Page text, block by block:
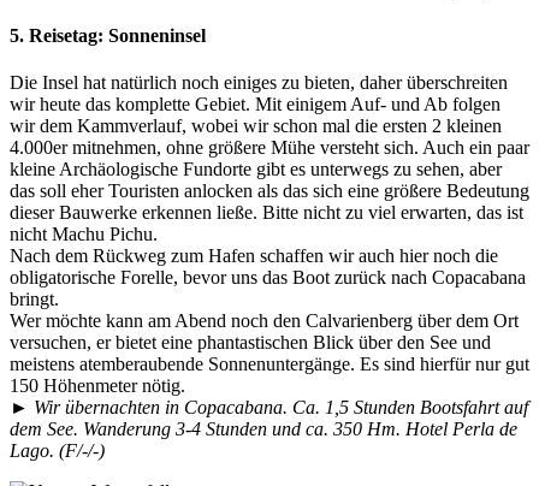
5. Reisetag: Sonneninsel
Die Insel hat natürlich noch einiges zu bieten, daher überschreiten
wir heute das komplette Gebiet. Mit einigem Auf- und Ab folgen
wir dem Kammverlauf, wobei wir schon mal die ersten 2 kleinen
4.000er mitnehmen, ohne größere Mühe versteht sich. Auch ein paar
kleine Archäologische Fundorte gibt es unterwegs zu sehen, aber
das soll eher Touristen anlocken als das sich eine größere Bedeutung
dieser Bauwerke erkennen ließe. Bitte nicht zu viel erwarten, das ist
nicht Machu Pichu.
Nach dem Rückweg zum Hafen schaffen wir auch hier noch die
obligatorische Forelle, bevor uns das Boot zurück nach Copacabana
bringt.
Wer möchte kann am Abend noch den Calvarienberg über dem Ort
versuchen, er bietet eine phantastischen Blick über den See und
meistens atemberaubende Sonnenuntergänge. Es sind hierfür nur gut
150 Höhenmeter nötig.
► Wir übernachten in Copacabana. Ca. 1,5 Stunden Bootsfahrt auf
dem See. Wanderung 3-4 Stunden und ca. 350 Hm. Hotel Perla de
Lago. (F/-/-)